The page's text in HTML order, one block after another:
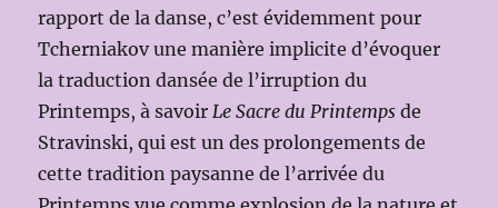
rapport de la danse, c’est évidemment pour
Tcherniakov une manière implicite d’évoquer
la traduction dansée de l’irruption du
Printemps, à savoirLe Sacre du Printemps de
Stravinski, qui est un des prolongements de
cette tradition paysanne de l’arrivée du